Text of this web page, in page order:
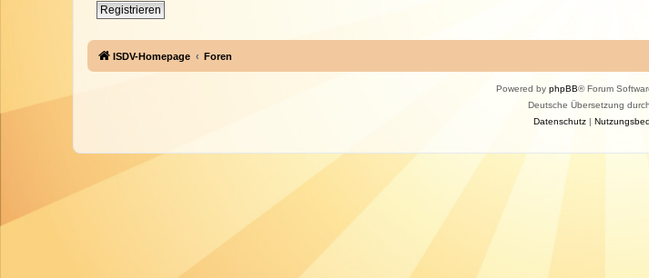
Registrieren
ISDV-Homepage Foren
Powered by phpBB® Forum
Deutsche Übersetzung durch
Datenschutz|